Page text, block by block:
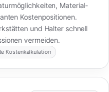
Material-
Kostenpositionen.
und Halter schnell
vermeiden.
Kostenkalkulation